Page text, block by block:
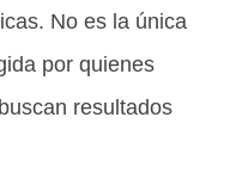
No es la única
por quienes
resultados